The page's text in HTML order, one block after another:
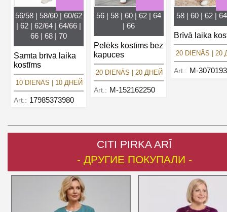
56/58 | 58/60 | 60/62
| 62 | 62/64 | 64/66 |
66 | 68 | 70
Samta brīvā laika
kostīms
10 DIENĀS | 10 ДНЕЙ
Art.: 17985373980
56 | 58 | 60 | 62 | 64
| 66
Pelēks kostīms bez
kapuces
20 DIENĀS | 20 ДНЕЙ
Art.: M-152162250
58 | 60 | 62 |
Brīvā laika
20 DIENĀS | 20
Art.: M-
CITI PIRKA ARĪ
- ДРУГИЕ ПОКУПАЛИ -